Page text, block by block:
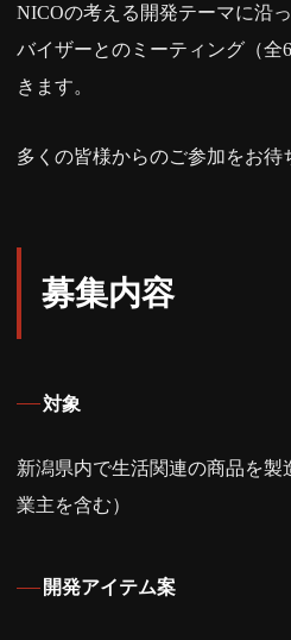
NICOの考える開発テーマに沿
バイザーとのミーティング（
きます。
多くの皆様からのご参加をお待
募集内容
対象
新潟県内で生活関連の商品を
業主を含む）
開発アイテム案